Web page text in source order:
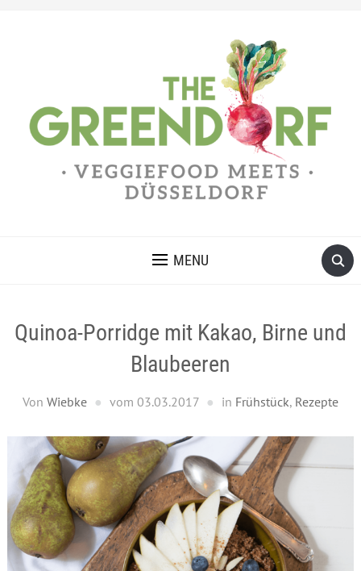
MENU
Quinoa-Porridge mit Kakao, Birne und
Blaubeeren
Von Wiebke vom 03.03.2017 in Frühstück, Rezepte